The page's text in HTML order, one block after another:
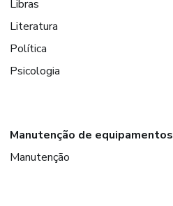
Libras
Literatura
Política
Psicologia
Manutenção de equipamentos
Manutenção